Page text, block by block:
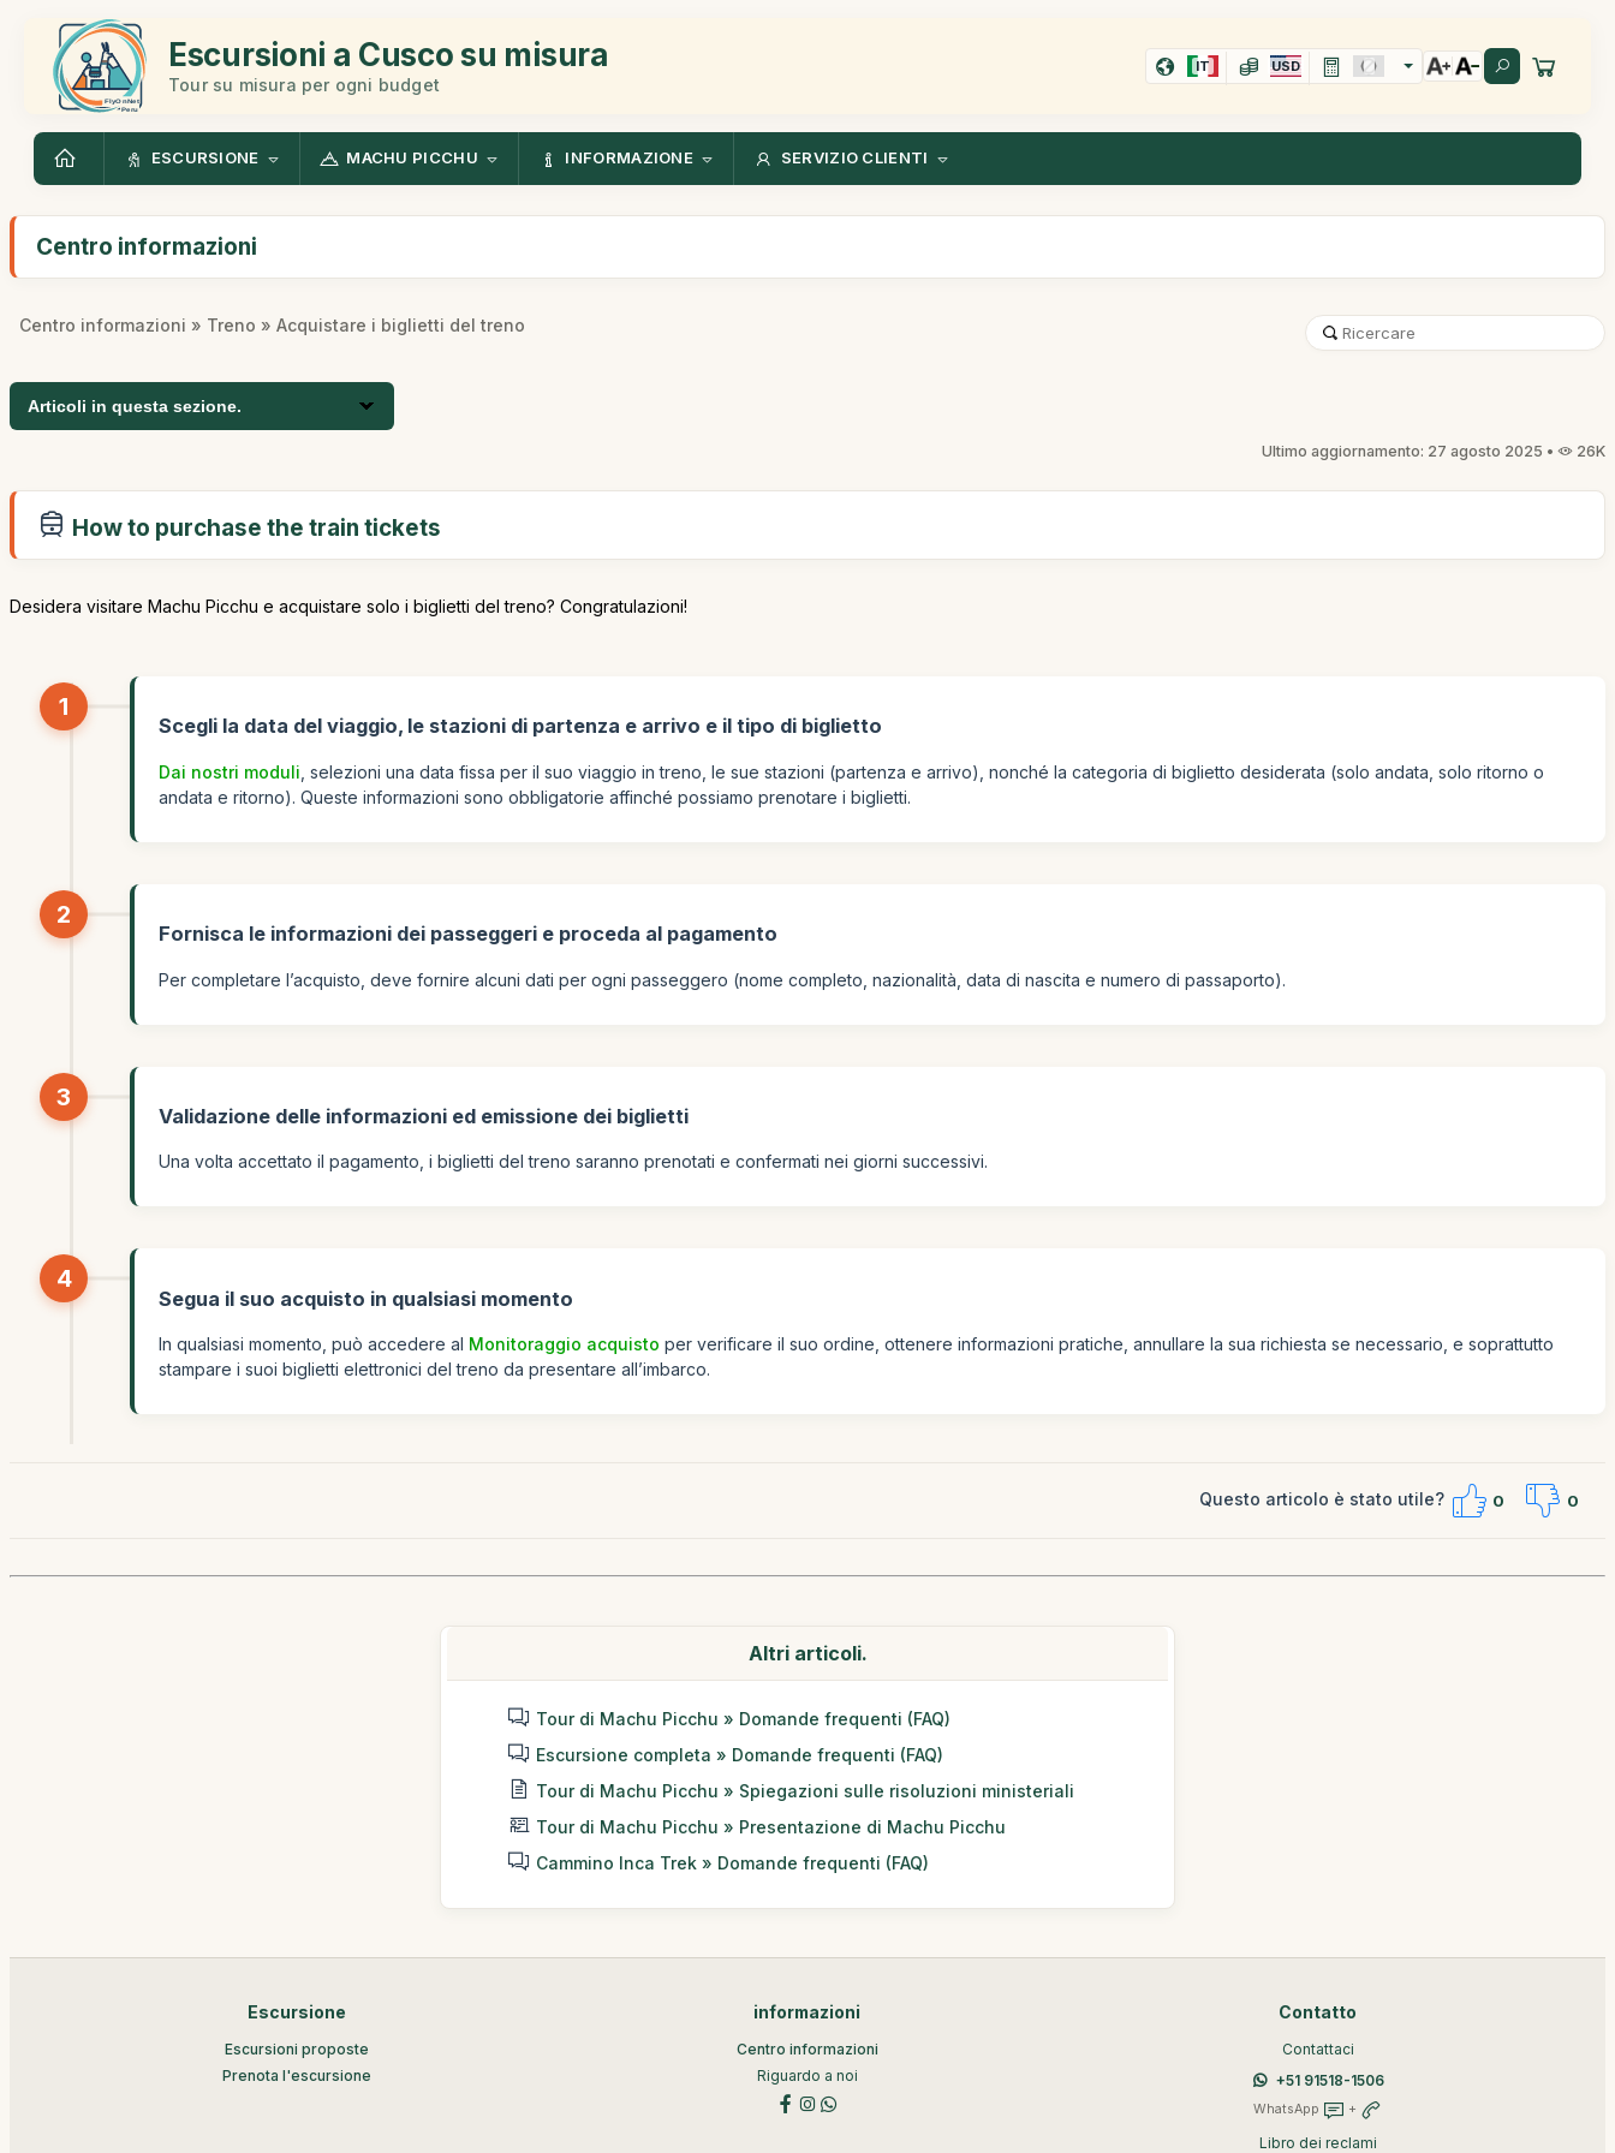
Escursioni a Cusco su misura
Tour su misura per ogni budget
IT USD
ESCURSIONE MACHU PICCHU INFORMAZIONE SERVIZIO CLIENTI
Centro informazioni
Centro informazioni » Treno » Acquistare i biglietti del treno
Articoli in questa sezione.
Ultimo aggiornamento: 27 agosto 2025 • 26K
How to purchase the train tickets
Desidera visitare Machu Picchu e acquistare solo i biglietti del treno? Congratulazioni!
1
Scegli la data del viaggio, le stazioni di partenza e arrivo e il tipo di biglietto
Dai nostri moduli , selezioni una data fissa per il suo viaggio in treno, le sue stazioni (partenza e arrivo), nonché la categoria di biglietto desiderata (solo andata, solo ritorno o
andata e ritorno). Queste informazioni sono obbligatorie affinché possiamo prenotare i biglietti.
2
Fornisca le informazioni dei passeggeri e proceda al pagamento
Per completare l’acquisto, deve fornire alcuni dati per ogni passeggero (nome completo, nazionalità, data di nascita e numero di passaporto).
3
Validazione delle informazioni ed emissione dei biglietti
Una volta accettato il pagamento, i biglietti del treno saranno prenotati e confermati nei giorni successivi.
4
Segua il suo acquisto in qualsiasi momento
In qualsiasi momento, può accedere al Monitoraggio acquisto per verificare il suo ordine, ottenere informazioni pratiche, annullare la sua richiesta se necessario, e soprattutto
stampare i suoi biglietti elettronici del treno da presentare all’imbarco.
Questo articolo è stato utile? 0 0
Altri articoli.
Tour di Machu Picchu » Domande frequenti (FAQ)
Escursione completa » Domande frequenti (FAQ)
Tour di Machu Picchu » Spiegazioni sulle risoluzioni ministeriali
Tour di Machu Picchu » Presentazione di Machu Picchu
Cammino Inca Trek » Domande frequenti (FAQ)
Escursione
Escursioni proposte
Prenota l'escursione
informazioni
Centro informazioni
Riguardo a noi
Contatto
Contattaci
+51 91518-1506
WhatsApp +
Libro dei reclami